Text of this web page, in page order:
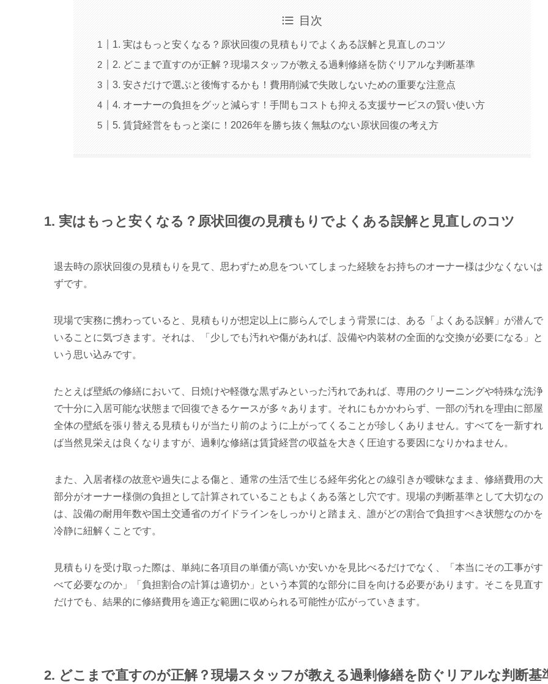
目次
1. 実はもっと安くなる？原状回復の見積もりでよくある誤解と見直しのコツ
2. どこまで直すのが正解？現場スタッフが教える過剰修繕を防ぐリアルな判断基準
3. 安さだけで選ぶと後悔するかも！費用削減で失敗しないための重要な注意点
4. オーナーの負担をグッと減らす！手間もコストも抑える支援サービスの賢い使い方
5. 賃貸経営をもっと楽に！2026年を勝ち抜く無駄のない原状回復の考え方
1. 実はもっと安くなる？原状回復の見積もりでよくある誤解と見直しのコツ
退去時の原状回復の見積もりを見て、思わずため息をついてしまった経験をお持ちのオーナー様は少なくないは
ずです。
現場で実務に携わっていると、見積もりが想定以上に膨らんでしまう背景には、ある「よくある誤解」が潜んで
いることに気づきます。それは、「少しでも汚れや傷があれば、設備や内装材の全面的な交換が必要になる」と
いう思い込みです。
たとえば壁紙の修繕において、日焼けや軽微な黒ずみといった汚れであれば、専用のクリーニングや特殊な洗浄
で十分に入居可能な状態まで回復できるケースが多々あります。それにもかかわらず、一部の汚れを理由に部屋
全体の壁紙を張り替える見積もりが当たり前のように上がってくることが珍しくありません。すべてを一新すれ
ば当然見栄えは良くなりますが、過剰な修繕は賃貸経営の収益を大きく圧迫する要因になりかねません。
また、入居者様の故意や過失による傷と、通常の生活で生じる経年劣化との線引きが曖昧なまま、修繕費用の大
部分がオーナー様側の負担として計算されていることもよくある落とし穴です。現場の判断基準として大切なの
は、設備の耐用年数や国土交通省のガイドラインをしっかりと踏まえ、誰がどの割合で負担すべき状態なのかを
冷静に紐解くことです。
見積もりを受け取った際は、単純に各項目の単価が高いか安いかを見比べるだけでなく、「本当にその工事がす
べて必要なのか」「負担割合の計算は適切か」という本質的な部分に目を向ける必要があります。そこを見直す
だけでも、結果的に修繕費用を適正な範囲に収められる可能性が広がっていきます。
2. どこまで直すのが正解？現場スタッフが教える過剰修繕を防ぐリアルな判断基